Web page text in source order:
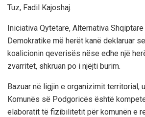
Tuz, Fadil Kajoshaj.
Iniciativa Qytetare, Alternativa
Demokratike më herët kanë deklaruar
koalicionin qeverisës nëse edhe një
zvarritet, shkruan po i njëjti burim.
Bazuar në ligjin e organizimit territorial,
Komunës së Podgoricës është
elaboratit të fizibilitetit për komunën e